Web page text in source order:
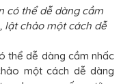
có thể dễ dàng cầm
lật chảo một cách dễ
thể dễ dàng cầm nhấc
một cách dễ dàng